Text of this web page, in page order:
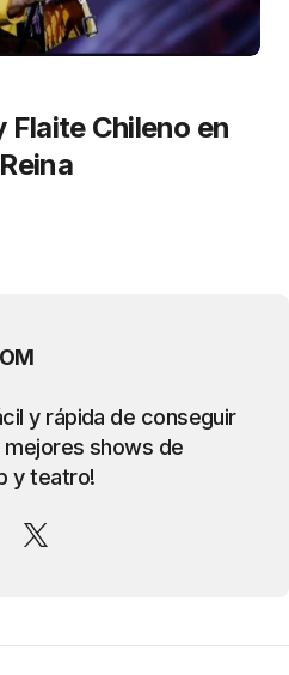
Flaite Chileno en
y rápida de conseguir
shows de
y teatro!